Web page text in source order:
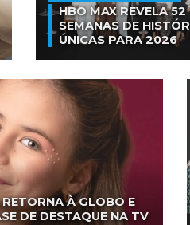
HBO MAX REVELA 52
SEMANAS DE
ÚNICAS PARA 2026
À GLOBO E
DE DESTAQUE NA TV